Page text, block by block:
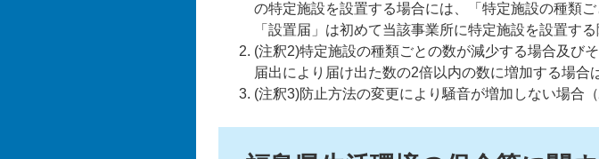
の特定施設を設置する場合には、「特定施設の種類
「設置届」は初めて当該事業所に特定施設を設置する
(注釈2)特定施設の種類ごとの数が減少する場合及び
届出により届け出た数の2倍以内の数に増加する場合
(注釈3)防止方法の変更により騒音が増加しない場合